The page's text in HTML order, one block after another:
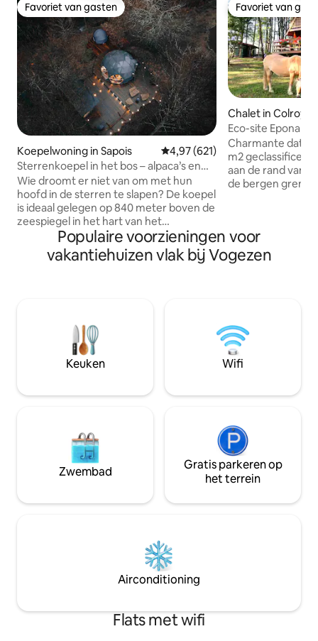
Favoriet van gasten
Favoriet van gasten
Koepelwoning in Sapois Gemiddelde beoordeling van
4,97 (621)
Sterrenkoepel in het bos – alpaca’s en
natuur in Gérardmer
Wie droomt er niet van om met hun
hoofd in de sterren te slapen? De koepel
is ideaal gelegen op 840 meter boven de
zeespiegel in het hart van het
Vogezenbos, geïsoleerd van elke
buurman, voor optimale rust. Gelegen
op een houten terras, onderaan onze
gelegen in je bed, bewonder je het
fascinerende spektakel van de
glinsterende sterren en tril je naar de
geluiden van de natuur.
Favoriet van
Favoriet van
Chalet in Colroy-
Eco-site Epona
van de Vogezen
Charmante
m2
aan de rand van
de bergen
november:
seizoenen of
Cabanon,
en culturele
Populaire voorzieningen voor
vakantiehuizen vlak bij Vogezen
Keuken Wifi
Zwembad
Gratis parkeren op
het terrein
Airconditioning
Flats met wifi